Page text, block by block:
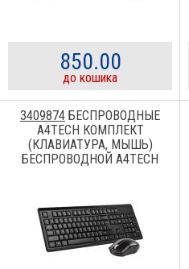
850.00
до кошика
3409874 БЕСПРОВОДНЫЕ
A4TECH КОМПЛЕКТ
(КЛАВИАТУРА, МЫШЬ)
БЕСПРОВОДНОЙ A4TECH